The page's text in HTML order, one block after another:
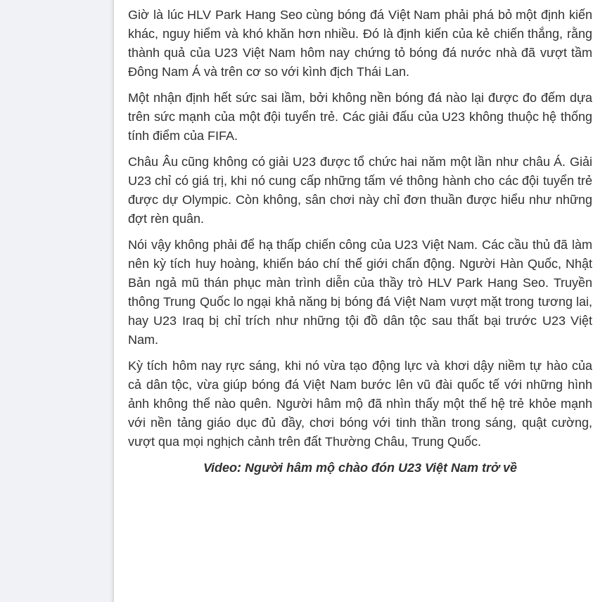
Giờ là lúc HLV Park Hang Seo cùng bóng đá Việt Nam phải phá bỏ một định kiến
khác, nguy hiểm và khó khăn hơn nhiều. Đó là định kiến của kẻ chiến thắng, rằng
thành quả của U23 Việt Nam hôm nay chứng tỏ bóng đá nước nhà đã vượt tầm
Đông Nam Á và trên cơ so với kình địch Thái Lan.
Một nhận định hết sức sai lầm, bởi không nền bóng đá nào lại được đo đếm dựa
trên sức mạnh của một đội tuyển trẻ. Các giải đấu của U23 không thuộc hệ thống
tính điểm của FIFA.
Châu Âu cũng không có giải U23 được tổ chức hai năm một lần như châu Á. Giải
U23 chỉ có giá trị, khi nó cung cấp những tấm vé thông hành cho các đội tuyển trẻ
được dự Olympic. Còn không, sân chơi này chỉ đơn thuần được hiểu như những
đợt rèn quân.
Nói vậy không phải để hạ thấp chiến công của U23 Việt Nam. Các cầu thủ đã làm
nên kỳ tích huy hoàng, khiến báo chí thế giới chấn động. Người Hàn Quốc, Nhật
Bản ngả mũ thán phục màn trình diễn của thầy trò HLV Park Hang Seo. Truyền
thông Trung Quốc lo ngại khả năng bị bóng đá Việt Nam vượt mặt trong tương lai,
hay U23 Iraq bị chỉ trích như những tội đồ dân tộc sau thất bại trước U23 Việt
Nam.
Kỳ tích hôm nay rực sáng, khi nó vừa tạo động lực và khơi dậy niềm tự hào của
cả dân tộc, vừa giúp bóng đá Việt Nam bước lên vũ đài quốc tế với những hình
ảnh không thể nào quên. Người hâm mộ đã nhìn thấy một thế hệ trẻ khỏe mạnh
với nền tảng giáo dục đủ đầy, chơi bóng với tinh thần trong sáng, quật cường,
vượt qua mọi nghịch cảnh trên đất Thường Châu, Trung Quốc.
Video: Người hâm mộ chào đón U23 Việt Nam trở về